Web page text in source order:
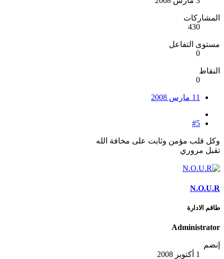
المشاركات
430
مستوى التفاعل
0
النقاط
0
11 مارس 2008
#5
وكل قلب مؤمن وثابت على مخافة الله
تقبل مروري
N.O.U.R
طاقم الادارة
Administrator
إنضم
1 أكتوبر 2008